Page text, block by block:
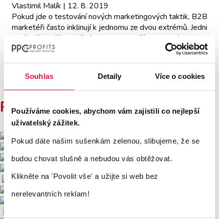
Souhlas Detaily Více o cookies
Používáme cookies, abychom vám zajistili co nejlepší
uživatelský zážitek.
Pokud dáte našim sušenkám zelenou, slibujeme, že se
budou chovat slušně a nebudou vás obtěžovat.
Klikněte na 'Povolit vše' a užijte si web bez
nerelevantních reklam!
Vlastimil Malík | 12. 8. 2019
Pokud jde o testování nových marketingových taktik, B2B
marketéři často inklinují k jednomu ze dvou extrémů. Jedni
nadšeně skočí po každé novince a snaží se neustále
inovovat své marketingové strategie. Bohužel však
extrém je lpění na starých osvědčených postupech, pod
heslem „nespravuj to, co není rozbité“.
Přečíst článek
Používáme tyto nástroje